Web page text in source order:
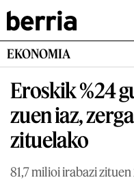
EKONOMIA
Eroskik %24
zuen iaz,
zituelako
81,7 milioi irabazi